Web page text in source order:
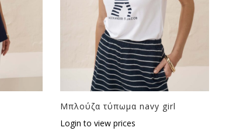
Μπλούζα τύπωμα navy girl
Login to view prices